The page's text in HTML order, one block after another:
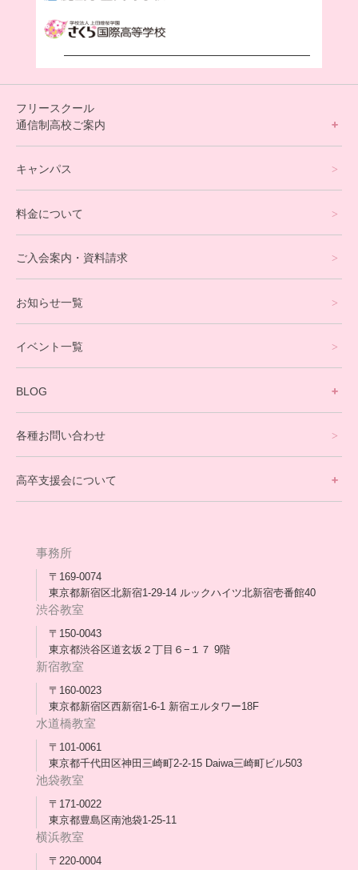
フリースクール
通信制高校ご案内
オンラインコース
eスポーツコース
就労支援コース
英会話・海外留学コース
寮生活サポート
卒業生の今
アウトリーチ支援
[家庭訪問カウンセリング]
キャンパス
料金について
ご入会案内・資料請求
お知らせ一覧
イベント一覧
BLOG
保護者交流だより一覧
会長コラム一覧
各種お問い合わせ
高卒支援会について
メディア出演
スタッフ紹介
合格・進路実績
協力団体
理事長・会長あいさつ
保護者会
採用情報
事務所
〒169-0074
東京都新宿区北新宿1-29-14 ルックハイツ北新宿壱番館40
渋谷教室
〒150-0043
東京都渋谷区道玄坂２丁目６−１７ 9階
新宿教室
〒160-0023
東京都新宿区西新宿1-6-1 新宿エルタワー18F
水道橋教室
〒101-0061
東京都千代田区神田三崎町2-2-15 Daiwa三崎町ビル503
池袋教室
〒171-0022
東京都豊島区南池袋1-25-11
横浜教室
〒220-0004